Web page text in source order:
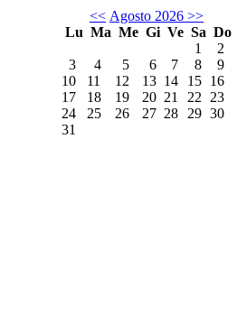
<< Agosto 2026 >>
Lu Ma Me Gi Ve Sa Do
1
2
3
4 5 6 7 8
9
10
11 12 13 14 15 16
17
18 19 20 21 22
23
24
25 26 27 28 29 30
31